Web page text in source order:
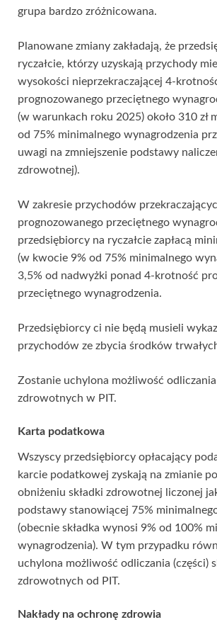
grupa bardzo zróżnicowana.
Planowane zmiany zakładają, że
ryczałcie, którzy uzyskają przychody
wysokości nieprzekraczającej 4-
prognozowanego przeciętnego
(w warunkach roku 2025) około 310 zł
od 75% minimalnego wynagrodzenia
uwagi na zmniejszenie podstawy
zdrowotnej).
W zakresie przychodów
prognozowanego przeciętnego
przedsiębiorcy na ryczałcie zapłacą
(w kwocie 9% od 75% minimalnego
3,5% od nadwyżki ponad 4-krotność
przeciętnego wynagrodzenia.
Przedsiębiorcy ci nie będą musieli
przychodów ze zbycia środków
Zostanie uchylona możliwość odliczania
zdrowotnych w PIT.
Karta podatkowa
Wszyscy przedsiębiorcy opłacający
karcie podatkowej zyskają na zmianie
obniżeniu składki zdrowotnej liczonej
podstawy stanowiącej 75%
(obecnie składka wynosi 9% od 100%
wynagrodzenia). W tym przypadku
uchylona możliwość odliczania (części)
zdrowotnych od PIT.
Nakłady na ochronę zdrowia